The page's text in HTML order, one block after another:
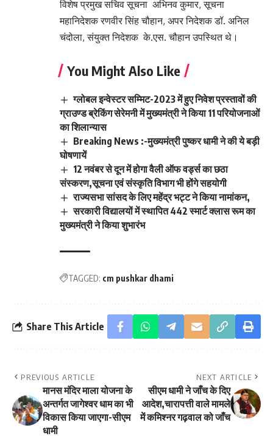
विशेष प्रमुख सचिव सूचना अभिनव कुमार, सूचना
महानिदेशक रणवीर सिंह चौहान, अपर निदेशक डॉ. अनिल
चंदोला, संयुक्त निदेशक के.एस. चौहान उपस्थित थे।
You Might Also Like
ग्लोबल इन्वेस्टर सम्मिट-2023 में हुए निवेश प्रस्तावों की
ग्राउण्ड ब्रेकिंग सेरेमनी में मुख्यमंत्री ने किया 11 परियोजनाओं
का शिलान्यास
Breaking News :-मुख्यमंत्री पुष्कर धामी ने की ये बड़ी
घोषणायें
12 नवंबर से दून में होगा वैली ऑफ वर्ड्स का छठा
संस्करण,सूचना एवं संस्कृति विभाग भी होंगे सहयोगी
राज्यसभा सांसद के लिए महेंद्र भट्ट ने किया नामांकन,
सरकारी विद्यालयों में स्थापित 442 स्मार्ट क्लास रूम का
मुख्यमंत्री ने किया शुभारंभ
TAGGED: cm pushkar dhami
Share This Article
PREVIOUS ARTICLE
मानस मंदिर माला योजना के
अन्तर्गत जागेश्वर धाम का भी
विकास किया जाएगा-सीएम
धामी
NEXT ARTICLE
सीएम धामी ने जाँच के दिए
आदेश,चारापत्ती वाले मामले
में कमिश्नर गढ़वाल को जाँच